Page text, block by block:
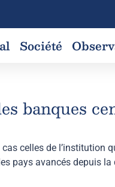
Société
banques
celles de l’institution
pays avancés depuis